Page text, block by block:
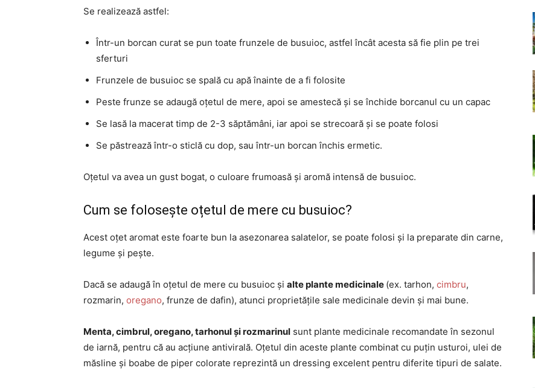
Se realizează astfel:
Într-un borcan curat se pun toate frunzele de busuioc, astfel încât acesta să fie plin pe trei
sferturi
Frunzele de busuioc se spală cu apă înainte de a fi folosite
Peste frunze se adaugă oțetul de mere, apoi se amestecă și se închide borcanul cu un capac
Se lasă la macerat timp de 2-3 săptămâni, iar apoi se strecoară și se poate folosi
Se păstrează într-o sticlă cu dop, sau într-un borcan închis ermetic.
Oțetul va avea un gust bogat, o culoare frumoasă și aromă intensă de busuioc.
Cum se folosește oțetul de mere cu busuioc?
Acest oțet aromat este foarte bun la asezonarea salatelor, se poate folosi și la preparate din carne,
legume și pește.
Dacă se adaugă în oțetul de mere cu busuioc și alte plante medicinale (ex. tarhon, cimbru,
rozmarin, oregano, frunze de dafin), atunci proprietățile sale medicinale devin și mai bune.
Menta, cimbrul, oregano, tarhonul și rozmarinul sunt plante medicinale recomandate în sezonul
de iarnă, pentru că au acțiune antivirală. Oțetul din aceste plante combinat cu puțin usturoi, ulei de
măsline și boabe de piper colorate reprezintă un dressing excelent pentru diferite tipuri de salate.